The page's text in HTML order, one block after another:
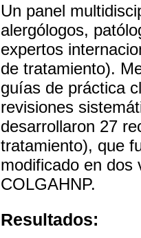
Un panel
alergólogos,
expertos
de tratamiento).
guías de práctica
revisiones
desarrollaron 27
tratamiento), que
modificado en dos
COLGAHNP.
Resultados: